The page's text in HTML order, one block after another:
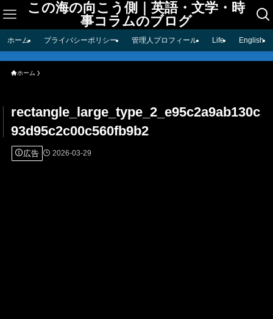
この海の向こう側｜英語・文学・時
事コラムのブログ
ホーム プライバシーポリシー 管理人プロフィール Life English
ホーム
rectangle_large_type_2_e95c2a9ab130c
93d95c2c00c560fb9b2
広告 2026-03-29